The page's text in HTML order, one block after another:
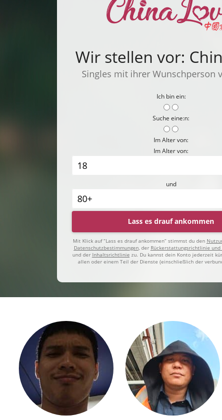
Wir stellen vor:
Singles mit ihrer Wunschperson
Ich bin ein:
Suche eine:n:
Im Alter von:
Im Alter von:
und
Lass es drauf ankommen
Mit Klick auf “Lass es drauf ankommen” stimmst du den
Datenschutzbestimmungen, der Rückerstattungsrichtlinie
und der Inhaltsrichtlinie zu. Du kannst dein Konto jederzeit
allen oder einem Teil der Dienste (einschließlich der